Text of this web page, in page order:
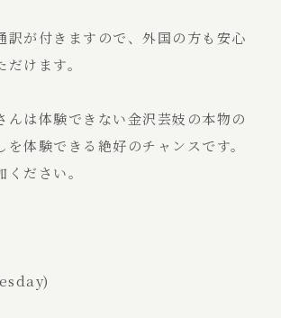
訳が付きますので、外国の方も安心
けます。
んは体験できない金沢芸妓の本物の
を体験できる絶好のチャンスです。
ださい。